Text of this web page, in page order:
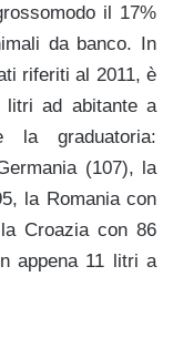
il 17%
da banco. In
riferiti al 2011, è
litri ad abitante a
la graduatoria:
(107), la
la Romania con
Croazia con 86
appena 11 litri a